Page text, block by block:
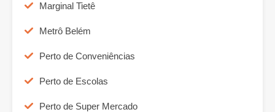
Marginal Tietê
Metrô Belém
Perto de Conveniências
Perto de Escolas
Perto de Super Mercado